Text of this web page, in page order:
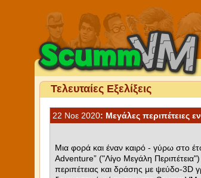
Τελευταίες Εξελίξεις
22 Νοε 2020: Μεγάλες περιπέτειες
Μια φορά και έναν καιρό - γύρω στο
Adventure” ("Λίγο Μεγάλη
περιπέτειας και δράσης με ψεύδο-3D